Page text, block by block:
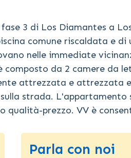
3 di Los Diamantes a
comune riscaldata e di
nelle immediate
da 2 camere da
attrezzata e attrezzata
strada. L'appartamento
qualità-prezzo. VV è
Parla con noi